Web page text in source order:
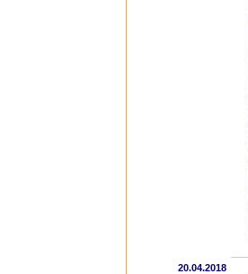
20.04.2018